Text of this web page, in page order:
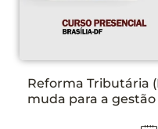
2023): o que